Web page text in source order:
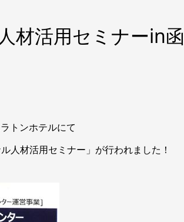
材活用セミナーin
トンホテルにて
人材活用セミナー」が行われました！